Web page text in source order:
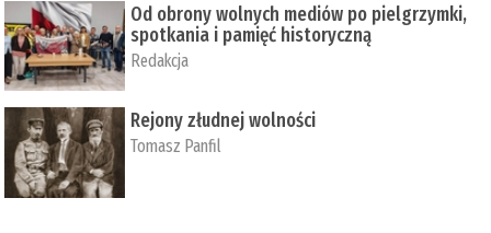
Od obrony wolnych mediów po pielgrzymki,
spotkania i pamięć historyczną
Redakcja
Rejony złudnej wolności
Tomasz Panfil